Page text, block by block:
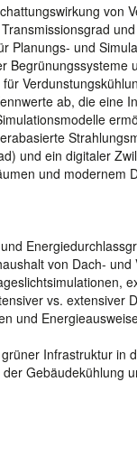
von
Planungs- und
Begrünungssysteme
ab, die eine
und ein digitaler
und modernem
von Dach- und
vs. extensiver
und
Infrastruktur in
Gebäudekühlung